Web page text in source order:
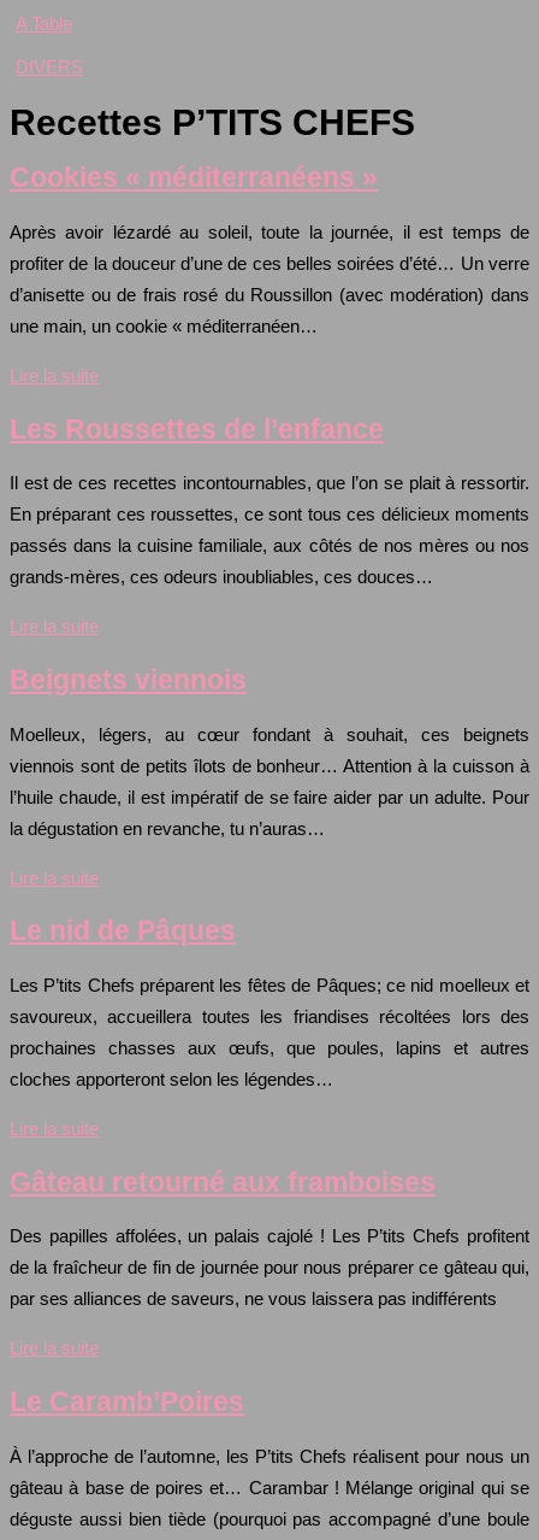
A Table
DIVERS
Recettes P’TITS CHEFS
Cookies « méditerranéens »
Après avoir lézardé au soleil, toute la journée, il est temps de
profiter de la douceur d’une de ces belles soirées d’été… Un verre
d’anisette ou de frais rosé du Roussillon (avec modération) dans
une main, un cookie « méditerranéen…
Lire la suite
Les Roussettes de l’enfance
Il est de ces recettes incontournables, que l’on se plait à ressortir.
En préparant ces roussettes, ce sont tous ces délicieux moments
passés dans la cuisine familiale, aux côtés de nos mères ou nos
grands-mères, ces odeurs inoubliables, ces douces…
Lire la suite
Beignets viennois
Moelleux, légers, au cœur fondant à souhait, ces beignets
viennois sont de petits îlots de bonheur… Attention à la cuisson à
l’huile chaude, il est impératif de se faire aider par un adulte. Pour
la dégustation en revanche, tu n’auras…
Lire la suite
Le nid de Pâques
Les P’tits Chefs préparent les fêtes de Pâques; ce nid moelleux et
savoureux, accueillera toutes les friandises récoltées lors des
prochaines chasses aux œufs, que poules, lapins et autres
cloches apporteront selon les légendes…
Lire la suite
Gâteau retourné aux framboises
Des papilles affolées, un palais cajolé ! Les P’tits Chefs profitent
de la fraîcheur de fin de journée pour nous préparer ce gâteau qui,
par ses alliances de saveurs, ne vous laissera pas indifférents
Lire la suite
Le Caramb’Poires
À l’approche de l’automne, les P’tits Chefs réalisent pour nous un
gâteau à base de poires et… Carambar ! Mélange original qui se
déguste aussi bien tiède (pourquoi pas accompagné d’une boule